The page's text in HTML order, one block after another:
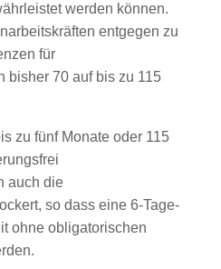
werden können.
entgegen zu
für
bisher 70 auf bis zu 115
zu fünf Monate oder 115
auch die
so dass eine 6-Tage-
ohne obligatorischen